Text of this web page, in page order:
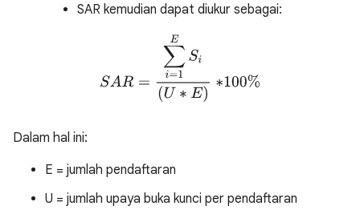
SAR kemudian dapat diukur sebagai:
Si(
Dalam hal ini:
E = jumlah pendaftaran
U = jumlah upaya buka kunci per pendaftaran